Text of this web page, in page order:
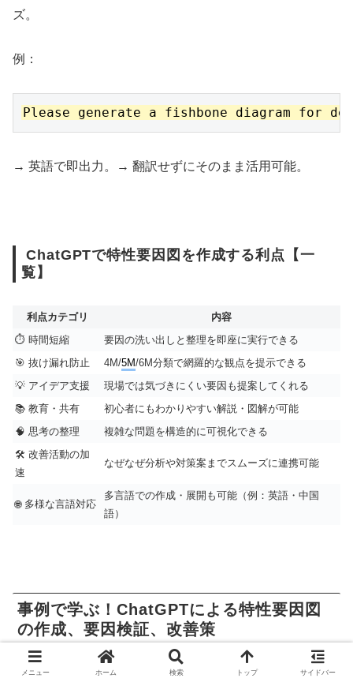
ズ。
例：
→ 英語で即出力。→ 翻訳せずにそのまま活用可能。
ChatGPTで特性要因図を作成する利点【一
覧】
利点カテゴリ
内容
⏱ 時間短縮
要因の洗い出しと整理を即座に実行できる
🎯 抜け漏れ防止
4M/5M/6M分類で網羅的な観点を提示できる
💡 アイデア支援
現場では気づきにくい要因も提案してくれる
📚 教育・共有
初心者にもわかりやすい解説・図解が可能
🧠 思考の整理
複雑な問題を構造的に可視化できる
🛠 改善活動の加
速
なぜなぜ分析や対策案までスムーズに連携可能
🌐 多様な言語対応
多言語での作成・展開も可能（例：英語・中国
語）
事例で学ぶ！ChatGPTによる特性要因図
の作成、要因検証、改善策
メニュー ホーム 検索 トップ サイドバー